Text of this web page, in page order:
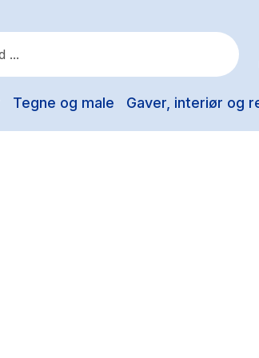
Tegne og male Gaver, interiør og